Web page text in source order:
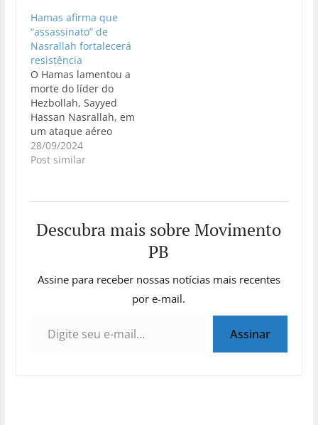
Hamas afirma que
“assassinato” de
Nasrallah fortalecerá
resistência
O Hamas lamentou a
morte do líder do
Hezbollah, Sayyed
Hassan Nasrallah, em
um ataque aéreo
israelense, afirmando
que isso fortalecerá a
declarou
Hezbollah e reafirmou
lado do Líbano, em
defesa da mesquita
28/09/2024
Post similar
Descubra mais sobre Movimento
PB
Assine para receber nossas notícias mais recentes
por e-mail.
Assinar